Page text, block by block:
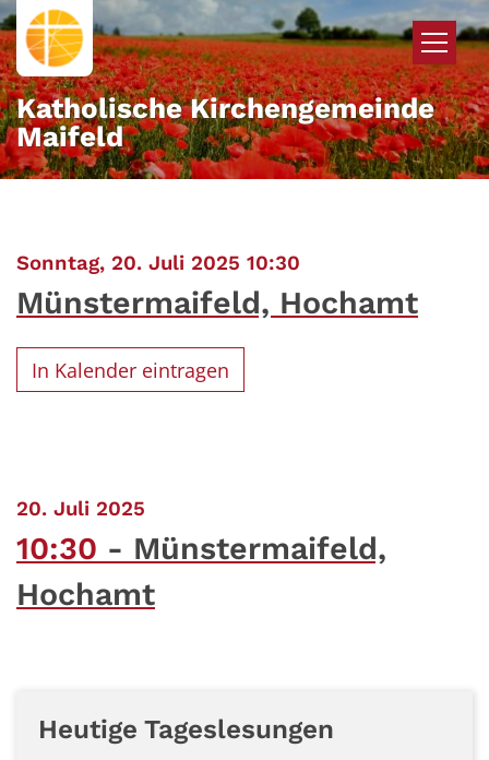
Zum Inhalt springen
Katholische Kirchengemeinde
Maifeld
Sonntag, 20. Juli 2025 10:30
Münstermaifeld, Hochamt
In Kalender eintragen
20. Juli 2025
10:30
Münstermaifeld,
Hochamt
Heutige Tageslesungen